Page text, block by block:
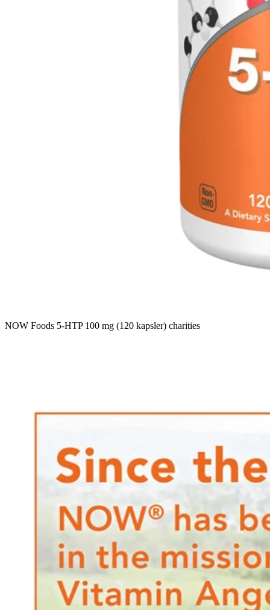
NOW Foods 5-HTP 100 mg (120 kapsler) charities